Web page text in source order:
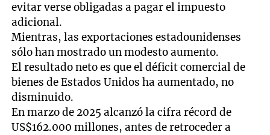
evitar verse obligadas a pagar el impuesto
adicional.
Mientras, las exportaciones estadounidenses
sólo han mostrado un modesto aumento.
El resultado neto es que el déficit comercial de
bienes de Estados Unidos ha aumentado, no
disminuido.
En marzo de 2025 alcanzó la cifra récord de
US$162.000 millones, antes de retroceder a